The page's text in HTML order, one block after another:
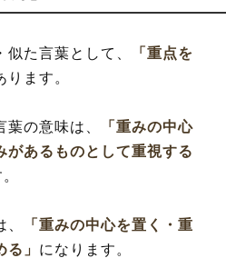
似た言葉として、
「重点を
ります。
葉の意味は、
「重みの中心
があるものとして重視する
「重みの中心を置く・重
」 になります。